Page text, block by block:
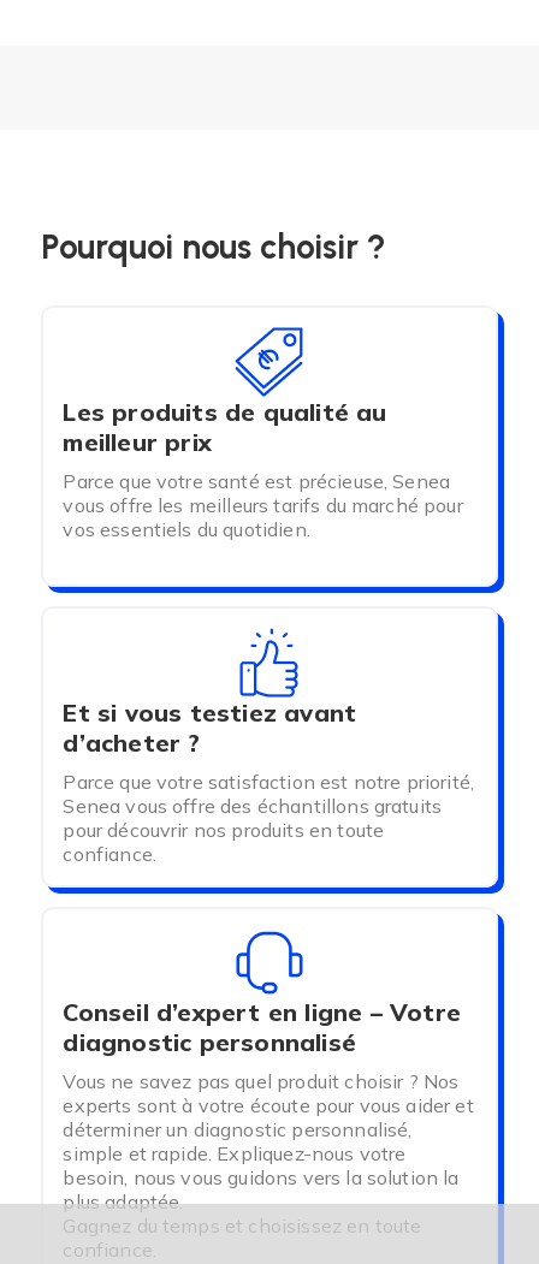
Pourquoi nous choisir ?
Les produits de qualité au
meilleur prix
Parce que votre santé est précieuse, Senea
vous offre les meilleurs tarifs du marché pour
vos essentiels du quotidien.
Et si vous testiez avant
d’acheter ?
Parce que votre satisfaction est notre priorité,
Senea vous offre des échantillons gratuits
pour découvrir nos produits en toute
confiance.
Conseil d’expert en ligne – Votre
diagnostic personnalisé
Vous ne savez pas quel produit choisir ? Nos
experts sont à votre écoute pour vous aider et
déterminer un diagnostic personnalisé,
simple et rapide. Expliquez-nous votre
besoin, nous vous guidons vers la solution la
plus adaptée.
Gagnez du temps et choisissez en toute
confiance.